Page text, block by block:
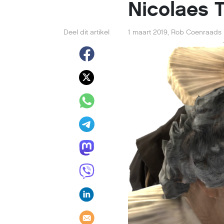
Nicolaes
Deel dit artikel 1 maart 2019, Rob Coenraads